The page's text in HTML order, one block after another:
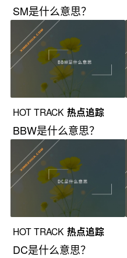
SM是什么意思？
HOT TRACK 热点追踪
BBW是什么意思？
HOT TRACK 热点追踪
DC是什么意思？